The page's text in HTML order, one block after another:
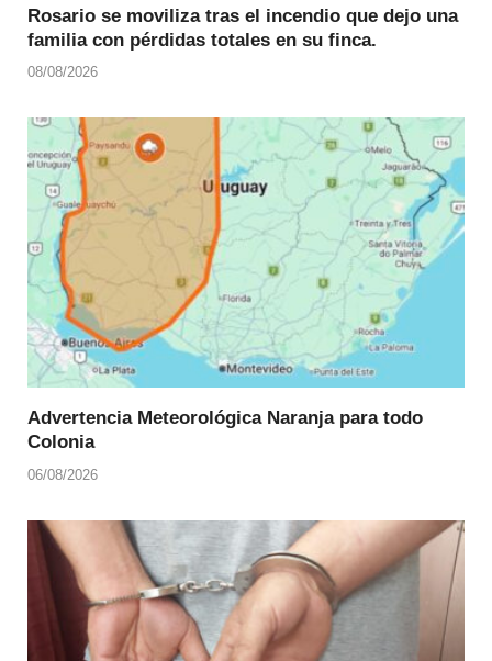
Rosario se moviliza tras el incendio que dejo una
familia con pérdidas totales en su finca.
08/08/2026
Advertencia Meteorológica Naranja para todo
Colonia
06/08/2026